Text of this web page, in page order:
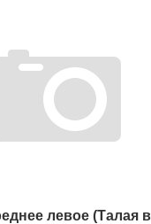
левое (Талая